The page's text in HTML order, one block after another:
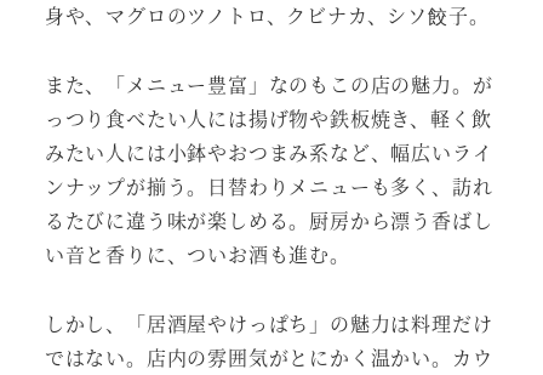
身や、マグロのツノトロ、クビナカ、シソ餃子。
また、「メニュー豊富」なのもこの店の魅力。が
っつり食べたい人には揚げ物や鉄板焼き、軽く飲
みたい人には小鉢やおつまみ系など、幅広いライ
ンナップが揃う。日替わりメニューも多く、訪れ
るたびに違う味が楽しめる。厨房から漂う香ばし
い音と香りに、ついお酒も進む。
しかし、「居酒屋やけっぱち」の魅力は料理だけ
ではない。店内の雰囲気がとにかく温かい。カウ